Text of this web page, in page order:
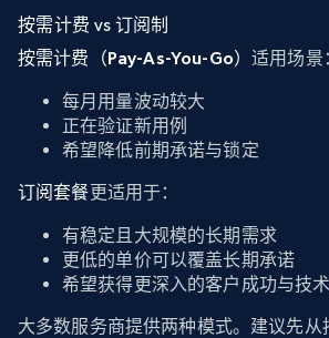
按需计费 vs 订阅制
按需计费（Pay-As-You-Go）适用场景
每月用量波动较大
正在验证新用例
希望降低前期承诺与锁定
订阅套餐更适用于：
有稳定且大规模的长期需求
更低的单价可以覆盖长期承诺
希望获得更深入的客户成功与技
大多数服务商提供两种模式。建议先